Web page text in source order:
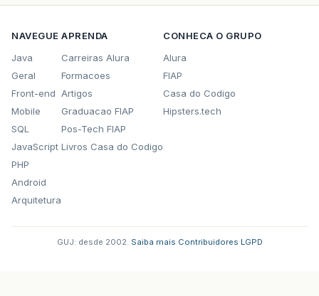
NAVEGUE
Java
Geral
Front-end
Mobile
SQL
JavaScript
PHP
Android
Arquitetura
APRENDA
Carreiras Alura
Formacoes
Artigos
Graduacao FIAP
Pos-Tech FIAP
Livros Casa do Codigo
CONHECA O GRUPO
Alura
FIAP
Casa do Codigo
Hipsters.tech
GUJ: desde 2002. Saiba mais Contribuidores LGPD